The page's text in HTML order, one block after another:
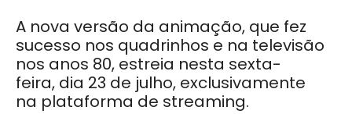
A nova versão da animação, que fez
sucesso nos quadrinhos e na televisão
nos anos 80, estreia nesta sexta-
feira, dia 23 de julho, exclusivamente
na plataforma de streaming.